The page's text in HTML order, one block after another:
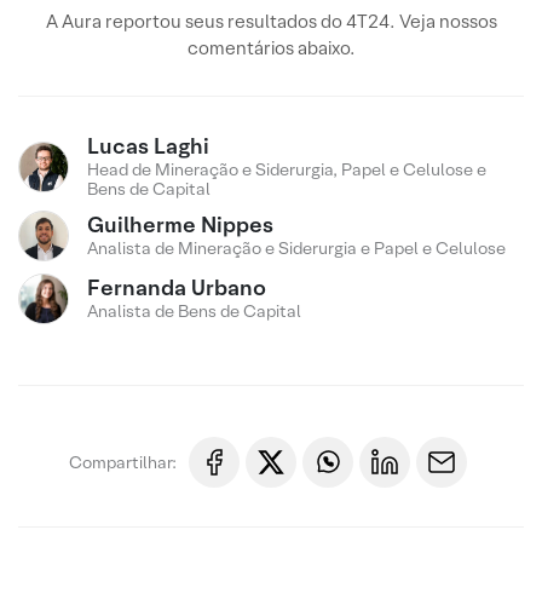
A Aura reportou seus resultados do 4T24. Veja nossos
comentários abaixo.
Lucas Laghi
Head de Mineração e Siderurgia, Papel e Celulose e
Bens de Capital
Guilherme Nippes
Analista de Mineração e Siderurgia e Papel e Celulose
Fernanda Urbano
Analista de Bens de Capital
Compartilhar: